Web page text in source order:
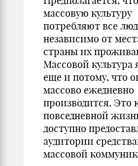
массовую культуру
потребляют все
независимо от
страны их
Массовой культура
еще и потому, что
массово ежедневно
производится. Это
повседневной
доступно
аудитории
массовой